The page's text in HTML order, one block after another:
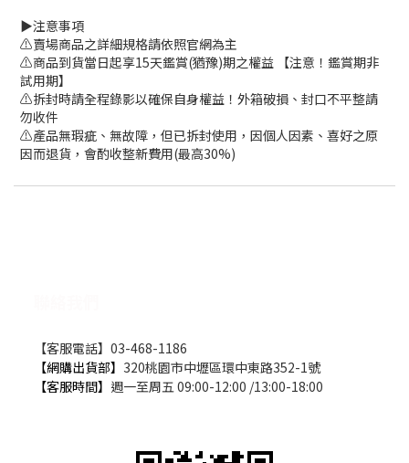
▶️注意事項
⚠️賣場商品之詳細規格請依照官網為主
⚠️商品到貨當日起享15天鑑賞(猶豫)期之權益 【注意！鑑賞期非
試用期】
⚠️拆封時請全程錄影以確保自身權益！外箱破損、封口不平整請
勿收件
⚠️產品無瑕疵、無故障，但已拆封使用，因個人因素、喜好之原
因而退貨，會酌收整新費用(最高30%)
【客服電話】03-468-1186
【網購出貨部】 320桃園市中壢區環中東路352-1號
【客服時間】 週一至周五 09:00-12:00 /13:00-18:00